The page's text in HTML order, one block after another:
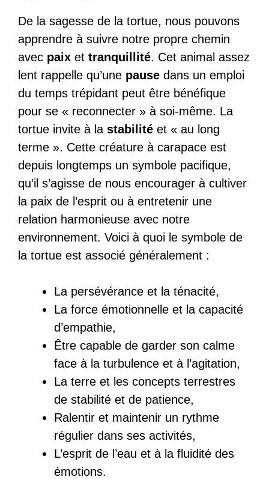
De la sagesse de la tortue, nous pouvons
apprendre à suivre notre propre chemin
avec paix et tranquillité. Cet animal assez
lent rappelle qu’une pause dans un emploi
du temps trépidant peut être bénéfique
pour se « reconnecter » à soi-même. La
tortue invite à la stabilité et « au long
terme ». Cette créature à carapace est
depuis longtemps un symbole pacifique,
qu’il s’agisse de nous encourager à cultiver
la paix de l’esprit ou à entretenir une
relation harmonieuse avec notre
environnement. Voici à quoi le symbole de
la tortue est associé généralement :
La persévérance et la ténacité,
La force émotionnelle et la capacité
d’empathie,
Être capable de garder son calme
face à la turbulence et à l’agitation,
La terre et les concepts terrestres
de stabilité et de patience,
Ralentir et maintenir un rythme
régulier dans ses activités,
L’esprit de l’eau et à la fluidité des
émotions.